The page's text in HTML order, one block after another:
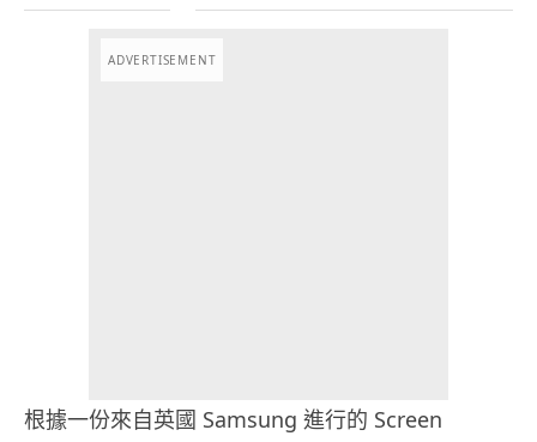
ADVERTISEMENT
根據一份來自英國 Samsung 進行的 Screen